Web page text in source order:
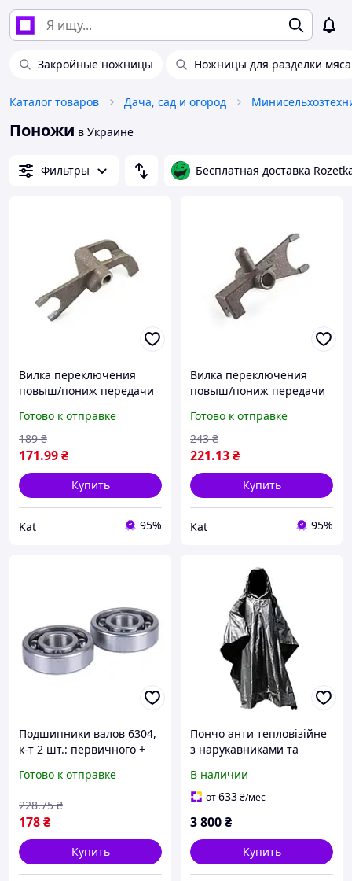
Закройные ножницы Ножницы для разделки мяса
Каталог товаров Дача, сад и огород
Поножи в Украине
Фильтры Бесплатная доставка
Вилка переключения
повыш/пониж передачи
(9Hp/12Hp) (mod:101-2)
DIGGER
Готово к отправке
171.99₴
189 ₴
Купить
Kat 95%
Вилка переключения
повыш/пониж передачи
(7/9Hp) (mod:81-1) DIGGER
Готово к отправке
221.13₴
243 ₴
Купить
Kat 95%
Подшипники валов 6304,
к-т 2 шт.: первичного +
Готово к отправке
178₴
228.75 ₴
Купить
Пончо анти тепловізійне
з нарукавниками та
В наличии
от633₴/мес
3 800₴
Купить